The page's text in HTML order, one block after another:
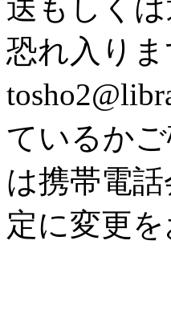
送もしく
恐れ入り
ているか
は携帯電
定に変更